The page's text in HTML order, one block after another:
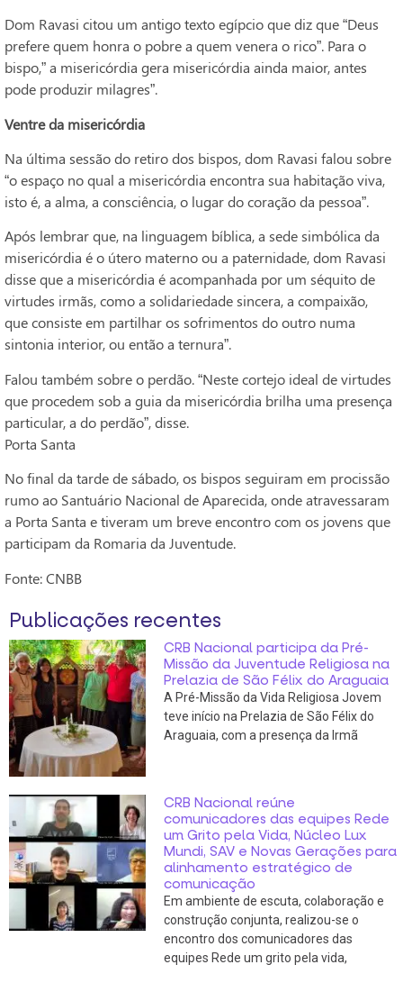
Dom Ravasi citou um antigo texto egípcio que diz que “Deus
prefere quem honra o pobre a quem venera o rico”. Para o
bispo,” a misericórdia gera misericórdia ainda maior, antes
pode produzir milagres”.
Ventre da misericórdia
Na última sessão do retiro dos bispos, dom Ravasi falou sobre
“o espaço no qual a misericórdia encontra sua habitação viva,
isto é, a alma, a consciência, o lugar do coração da pessoa”.
Após lembrar que, na linguagem bíblica, a sede simbólica da
misericórdia é o útero materno ou a paternidade, dom Ravasi
disse que a misericórdia é acompanhada por um séquito de
virtudes irmãs, como a solidariedade sincera, a compaixão,
que consiste em partilhar os sofrimentos do outro numa
sintonia interior, ou então a ternura”.
Falou também sobre o perdão. “Neste cortejo ideal de virtudes
que procedem sob a guia da misericórdia brilha uma presença
particular, a do perdão”, disse.
Porta Santa
No final da tarde de sábado, os bispos seguiram em procissão
rumo ao Santuário Nacional de Aparecida, onde atravessaram
a Porta Santa e tiveram um breve encontro com os jovens que
participam da Romaria da Juventude.
Fonte: CNBB
Publicações recentes
CRB Nacional participa da Pré-
Missão da Juventude Religiosa na
Prelazia de São Félix do Araguaia
A Pré-Missão da Vida Religiosa Jovem
teve início na Prelazia de São Félix do
Araguaia, com a presença da Irmã
CRB Nacional reúne
comunicadores das equipes Rede
um Grito pela Vida, Núcleo Lux
Mundi, SAV e Novas Gerações para
alinhamento estratégico de
comunicação
Em ambiente de escuta, colaboração e
construção conjunta, realizou-se o
encontro dos comunicadores das
equipes Rede um grito pela vida,